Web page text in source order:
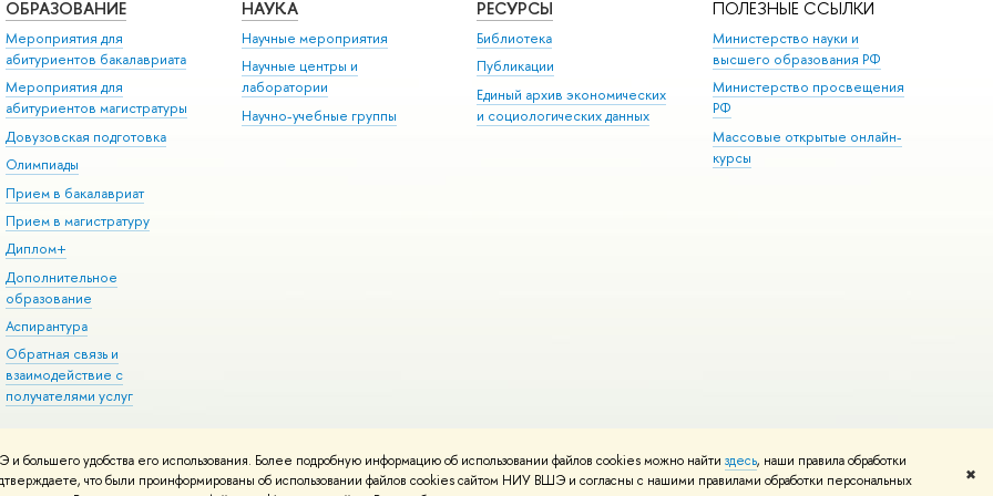
удобства его использования. Более подробную информацию об использовании файлов cookies можно найти здесь, наши правила обработки
что были проинформированы об использовании файлов cookies сайтом НИУ ВШЭ и согласны с нашими правилами обработки персональных
✖
ОБРАЗОВАНИЕ
Мероприятия для
абитуриентов бакалавриата
Мероприятия для
абитуриентов магистратуры
Довузовская подготовка
Олимпиады
Прием в бакалавриат
Прием в магистратуру
Диплом+
Дополнительное
образование
Аспирантура
Обратная связь и
взаимодействие с
получателями услуг
НАУКА
Научные мероприятия
Научные центры и
лаборатории
Научно-учебные группы
РЕСУРСЫ
Библиотека
Публикации
Единый архив экономических
и социологических данных
ПОЛЕЗНЫЕ ССЫЛКИ
Министерство науки и
высшего образования РФ
Министерство просвещения
РФ
Массовые открытые онлайн-
курсы
Редактору
Условия использования материалов Политика конфиденциальности Карта сайта
вШколе дизайна НИУ ВШЭ